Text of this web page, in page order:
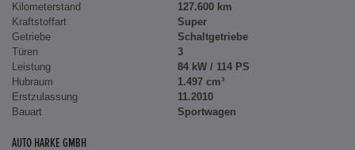
Kilometerstand
127.600 km
Kraftstoffart
Super
Getriebe
Schaltgetriebe
Türen
3
Leistung
84 kW / 114 PS
Hubraum
1.497 cm³
Erstzulassung
11.2010
Bauart
Sportwagen
AUTO HARKE GMBH